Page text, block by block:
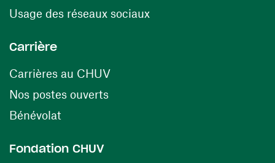
Usage des réseaux sociaux(ouvre une nouvelle
Carrière
Carrières au CHUV(ouvre une nouvelle fenêtre)
Nos postes ouverts(ouvre une nouvelle fenêtre)
Bénévolat
Fondation CHUV